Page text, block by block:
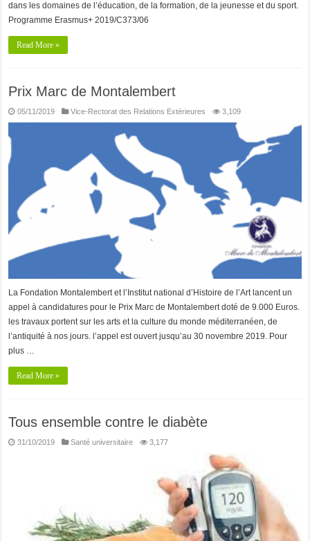
dans les domaines de l’éducation, de la formation, de la jeunesse et du sport.
Programme Erasmus+ 2019/C373/06
Read More »
Prix Marc de Montalembert
05/11/2019 Vice-Rectorat des Relations Extérieures 3,109
La Fondation Montalembert et l’Institut national d’Histoire de l’Art lancent un
appel à candidatures pour le Prix Marc de Montalembert doté de 9.000 Euros.
les travaux portent sur les arts et la culture du monde méditerranéen, de
l’antiquité à nos jours. l’appel est ouvert jusqu’au 30 novembre 2019. Pour
plus …
Read More »
Tous ensemble contre le diabète
31/10/2019 Santé universitaire 3,177